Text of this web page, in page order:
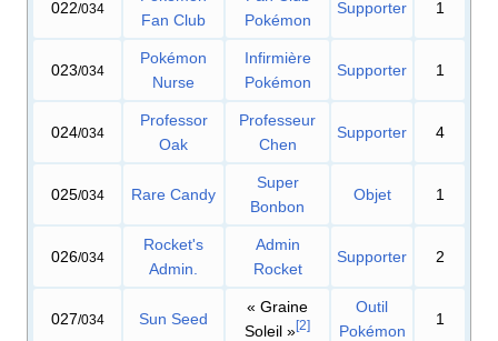
022/034
Fan Club
Pokémon
Supporter 1
023/034
Pokémon
Nurse
Infirmière
Pokémon
Supporter 1
024/034
Professor
Oak
Professeur
Chen
Supporter 4
025/034 Rare Candy
Super
Bonbon
Objet 1
026/034
Rocket's
Admin.
Admin
Rocket
Supporter 2
027/034 Sun Seed
« Graine
Soleil »[2]
Outil
Pokémon
1